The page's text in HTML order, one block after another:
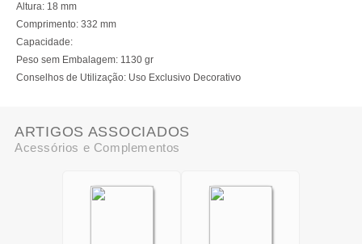
Altura: 18 mm
Comprimento: 332 mm
Capacidade:
Peso sem Embalagem: 1130 gr
Conselhos de Utilização: Uso Exclusivo Decorativo
ARTIGOS ASSOCIADOS
Acessórios e Complementos